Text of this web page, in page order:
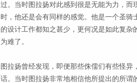
过。当时图拉扬对此感到很是无能为力，
时，他还是会有同样的感觉。他是一个圣
的设计工作都知之甚少，更何况是如此复杂
为难了。
图拉扬曾经发现，即便那些侏儒们有些怪
话。当时图拉扬非常地相信他所提出的所谓